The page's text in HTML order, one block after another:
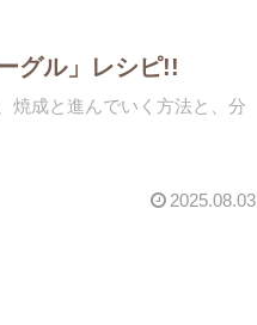
グル」レシピ!!
焼成と進んでいく方法と、分
2025.08.03